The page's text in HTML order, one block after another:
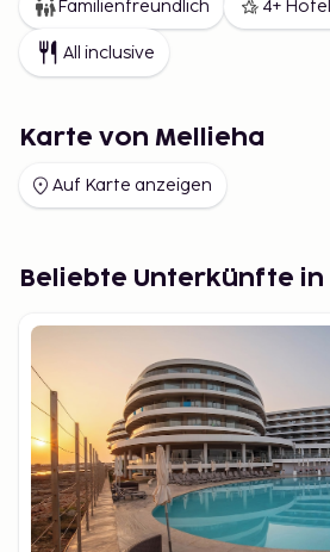
Familienfreundlich 4+
All inclusive
Karte von Mellieha
Auf Karte anzeigen
Beliebte Unterkünfte in